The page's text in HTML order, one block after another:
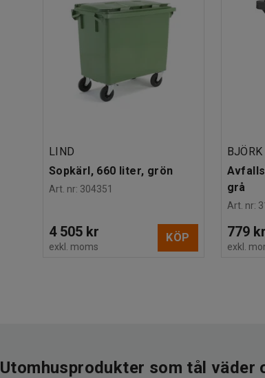
LIND
Sopkärl, 660 liter, grön
Art. nr: 304351
4 505 kr
exkl. moms
KÖP
BJÖRK
grå
Art. nr:
779 kr
exkl.
Utomhusprodukter som tål väder